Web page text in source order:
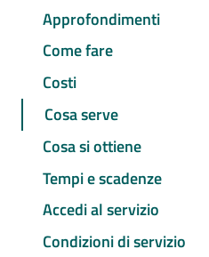
Approfondimenti
Come fare
Costi
Cosa serve
Cosa si ottiene
Tempi e scadenze
Accedi al servizio
Condizioni di servizio